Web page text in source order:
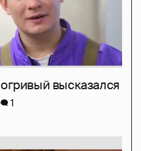
высказался
1